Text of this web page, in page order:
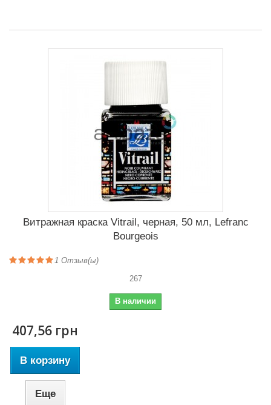
Витражная краска Vitrail, черная, 50 мл, Lefranc
Bourgeois
1 Отзыв(ы)
267
В наличии
407,56 грн
В корзину
Еще